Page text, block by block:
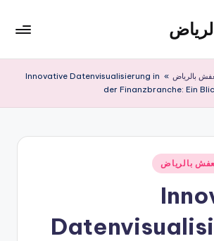
بالرياض »
Innovative Datenvisualisierung in
der Finanzbranche: Ein
بالرياض